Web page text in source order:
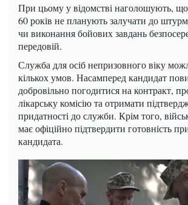
При цьому у відомстві наголошують, що
60 років не планують залучати до
чи виконання бойових завдань
передовій.
Служба для осіб непризовного віку
кількох умов. Насамперед кандидат
добровільно погодитися на контракт,
лікарську комісію та отримати
придатності до служби. Крім того,
має офіційно підтвердити готовність
кандидата.